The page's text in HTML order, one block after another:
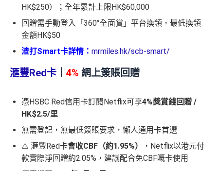
HK$250）；全年累計上限HK$60,000
回贈需手動登入「360°全面賞」平台換領，最低換領
金額HK$50
渣打Smart卡詳情： mrmiles.hk/scb-smart/
滙豐Red卡 4% 網上簽賬回贈
憑HSBC Red信用卡訂閱Netflix可享4%獎賞錢回贈 /
HK$2.5/里
無需登記，無最低簽賬要求，懶人通用卡首選
⚠️ 滙豐Red卡會收CBF（約1.95%）
，Netflix以港元付
款實際淨回贈約2.05%，建議配合免CBF嘅卡使用